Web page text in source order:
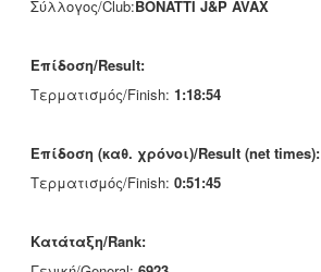
Σύλλογος/Club:BONATTI J&P AVAX
Επίδοση/Result:
Τερματισμός/Finish: 1:18:54
Επίδοση (καθ. χρόνοι)/Result (net times):
Τερματισμός/Finish: 0:51:45
Κατάταξη/Rank: